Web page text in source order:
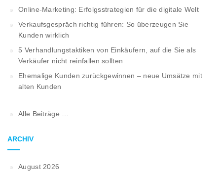
Online-Marketing: Erfolgsstrategien für die digitale Welt
Verkaufsgespräch richtig führen: So überzeugen Sie
Kunden wirklich
5 Verhandlungstaktiken von Einkäufern, auf die Sie als
Verkäufer nicht reinfallen sollten
Ehemalige Kunden zurückgewinnen – neue Umsätze mit
alten Kunden
Alle Beiträge …
ARCHIV
August 2026